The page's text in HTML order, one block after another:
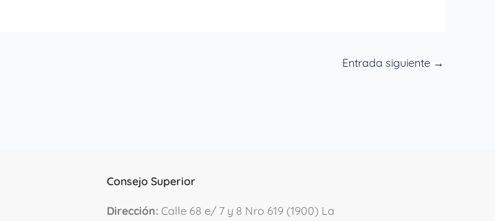
Entrada siguiente →
Consejo Superior
Dirección:Calle 68 e/ 7 y 8 Nro 619 (1900) La